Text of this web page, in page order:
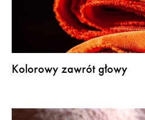
Kolorowy zawrót głowy